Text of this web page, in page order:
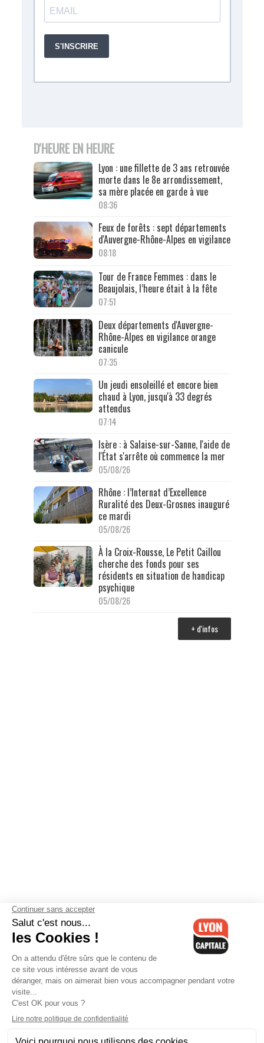
D'HEURE EN HEURE
Lyon : une fillette de 3 ans retrouvée
morte dans le 8e arrondissement,
sa mère placée en garde à vue
08:36
Feux de forêts : sept départements
d'Auvergne-Rhône-Alpes en vigilance
08:18
Tour de France Femmes : dans le
Beaujolais, l’heure était à la fête
07:51
Deux départements d'Auvergne-
Rhône-Alpes en vigilance orange
canicule
07:35
Un jeudi ensoleillé et encore bien
chaud à Lyon, jusqu'à 33 degrés
attendus
07:14
Isère : à Salaise-sur-Sanne, l'aide de
l'État s'arrête où commence la mer
05/08/26
Rhône : l’Internat d’Excellence
Ruralité des Deux-Grosnes inauguré
ce mardi
05/08/26
À la Croix-Rousse, Le Petit Caillou
cherche des fonds pour ses
résidents en situation de handicap
psychique
05/08/26
+ d'infos